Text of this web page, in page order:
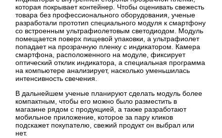
которая покрывает контейнер. Чтобы оценивать свежесть
товара без профессионального оборудования, ученые
разработали прототип специального модуля к смартфону
со встроенным ультрафиолетовым светодиодом. Модуль
помещается поверх пищевой упаковки, а ультрафиолет
попадает на прозрачную пленку с индикатором. Камера
смартфона, расположенного на модуле, фиксирует
оптический отклик индикатора, а специальная программа
на компьютере анализирует, насколько уменьшилась
интенсивность свечения.
В дальнейшем ученые планируют сделать модуль более
компактным, чтобы его можно было разместить в
магазине рядом с продукцией, а также разработают
мобильное приложение, которое за пару кликов
подскажет покупателю, свежий продукт он выбрал или
нет.